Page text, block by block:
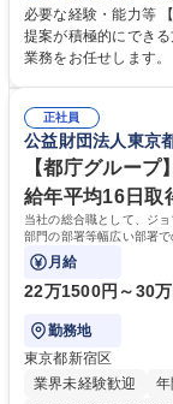
や成長に貢献している部署です。 会社の全メン
発揮できる環境を整
新たな施策検討を積
幅広い業務の体得が
募集職種 【総務】未
再雇用有
必要な経験・能力等
提案が積極的にでき
業務をお任せします。 【こんな方が活躍できる職種です】 ・仕組化が好
対処できる・新しい
取得や通信教育など
賃の50%（月額7万円まで）を補助 学歴・
力： 資格：
正社員
公益財団法人東京
【都庁グルー
給年平均16日取
当社の総合職として、ジ
部門の部署等幅広い部署
ております！ ※下記業務詳
月給
22万1500円～30万
勤務地
東京都新宿区
業界未経験歓迎